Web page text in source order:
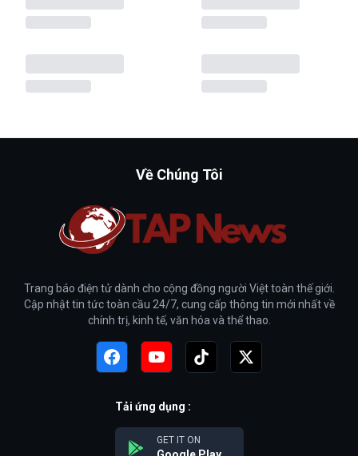
Về Chúng Tôi
Trang báo điện tử dành cho cộng đồng người Việt toàn thế giới.
Cập nhật tin tức toàn cầu 24/7, cung cấp thông tin mới nhất về
chính trị, kinh tế, văn hóa và thể thao.
Tải ứng dụng :
GET IT ON